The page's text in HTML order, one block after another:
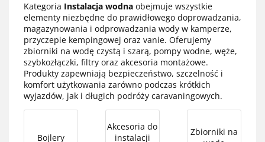
Kategoria Instalacja wodna obejmuje wszystkie
elementy niezbędne do prawidłowego doprowadzania,
magazynowania i odprowadzania wody w kamperze,
przyczepie kempingowej oraz vanie. Oferujemy
zbiorniki na wodę czystą i szarą, pompy wodne, węże,
szybkozłączki, filtry oraz akcesoria montażowe.
Produkty zapewniają bezpieczeństwo, szczelność i
komfort użytkowania zarówno podczas krótkich
wyjazdów, jak i długich podróży caravaningowych.
Bojlery
Akcesoria do
instalacji
Zbiorniki na